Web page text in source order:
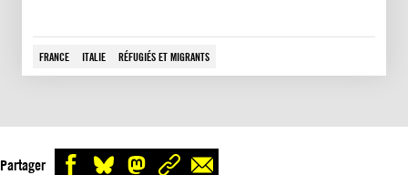
FRANCE ITALIE RÉFUGIÉS ET MIGRANTS
Partager